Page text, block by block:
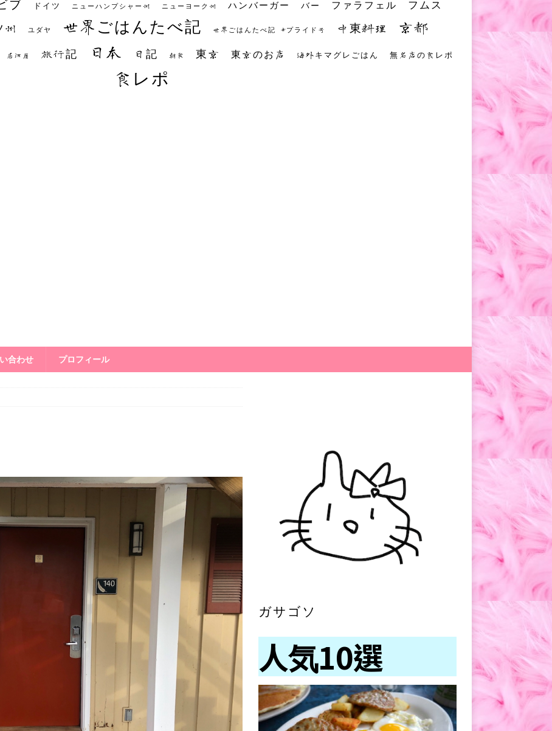
ブ ドイツ ニューハンプシャー州 ニューヨーク州 ハンバーガー バー ファラフェル フムス
州 ユダヤ 世界ごはんたべ記 世界ごはんたべ記 #プライド号 中東料理 京都
居酒屋 旅行記 日本 日記 朝食 東京 東京のお店 海外キマグレごはん 無名店の食レポ
食レポ
合わせ プロフィール
ガサゴソ
人気10選